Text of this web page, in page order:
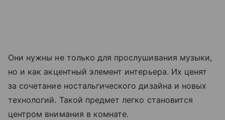
Они нужны не только для прослушивания музыки,
но и как акцентный элемент интерьера. Их ценят
за сочетание ностальгического дизайна и новых
технологий. Такой предмет легко становится
центром внимания в комнате.